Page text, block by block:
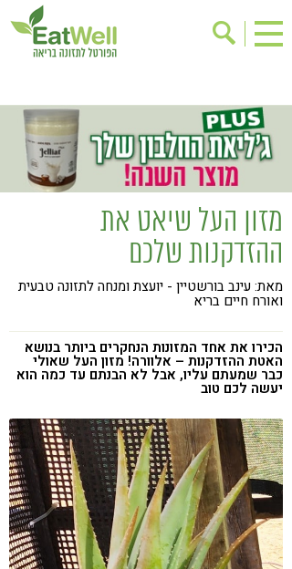
בישול בריא
אינדקס עסקים
ריפוי ומניעת מחלות
בריאות האישה
תוספי תזונה
מתכוני בריאות
אירועים
שינוי תזונתי
גישות בתזונה
דיאטה
ניקוי רעלים
מזונות על
ילדים
תזונה וספורט
הפרעות קשב & ריכוז
אכילה רגשית
רגישות לגלוטן
קורונה
טבעונות
מזון העל שיאט את
ההזדקנות שלכם
מאת: עינב בורשטיין - יועצת ומנחה לתזונה טבעית
ואורח חיים בריא
הכירו את אחד המזונות הנחקרים ביותר בנושא
האטת ההזדקנות – אלוורה! מזון העל שאולי
כבר שמעתם עליו, אבל לא הבנתם עד כמה הוא
יעשה לכם טוב